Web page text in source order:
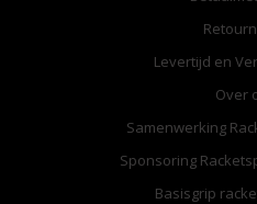
Levertijd en
Over
Samenwerking
Sponsoring
Basisgrip